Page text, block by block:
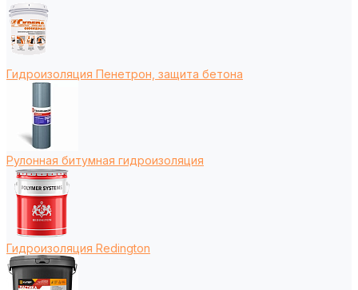
Гидроизоляция Пенетрон, защита бетона
Рулонная битумная гидроизоляция
Гидроизоляция Redington